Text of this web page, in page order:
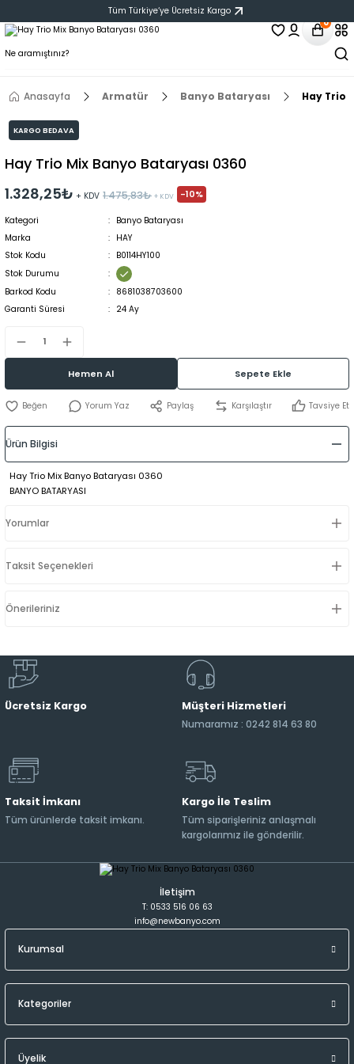
Tüm Türkiye‘ye Ücretsiz Kargo
0
Anasayfa Armatür Banyo Bataryası Hay Trio
KARGO BEDAVA
Hay Trio Mix Banyo Bataryası 0360
1.328,25₺ + KDV 1.475,83₺ + KDV -10%
Kategori
Banyo Bataryası
Marka
HAY
Stok Kodu
B0114HY100
Stok Durumu
Barkod Kodu
8681038703600
Garanti Süresi
24 Ay
Hemen Al Sepete Ekle
Yorum Yaz Paylaş Karşılaştır Tavsiye Et
Ürün Bilgisi
Hay Trio Mix Banyo Bataryası 0360
BANYO BATARYASI
Yorumlar
Taksit Seçenekleri
Önerileriniz
Ücretsiz Kargo Müşteri Hizmetleri
Numaramız : 0242 814 63 80
Taksit İmkanı
Tüm ürünlerde taksit imkanı.
Kargo İle Teslim
Tüm siparişleriniz anlaşmalı
kargolarımız ile gönderilir.
İletişim
T: 0533 516 06 63
info@newbanyo.com
Kurumsal
Kategoriler
Üyelik